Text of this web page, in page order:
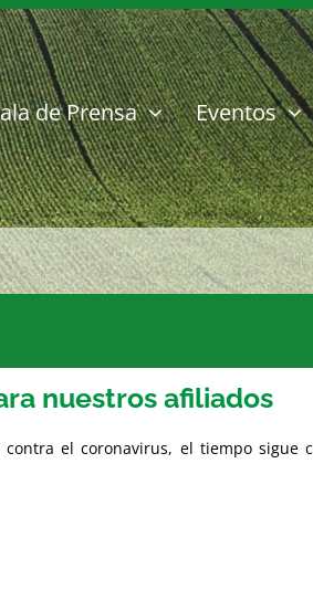
de Prensa Eventos
nuestros afiliados
el coronavirus, el tiempo sigue